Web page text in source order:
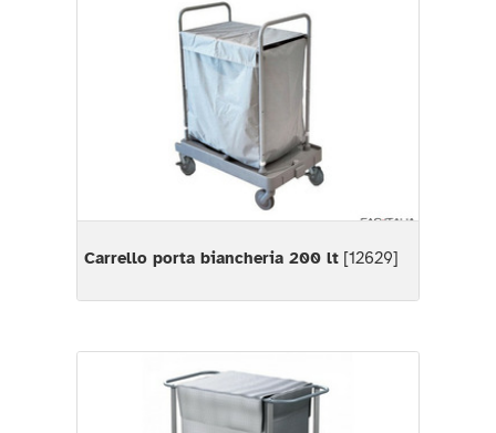
Carrello porta biancheria 200 lt [12629]